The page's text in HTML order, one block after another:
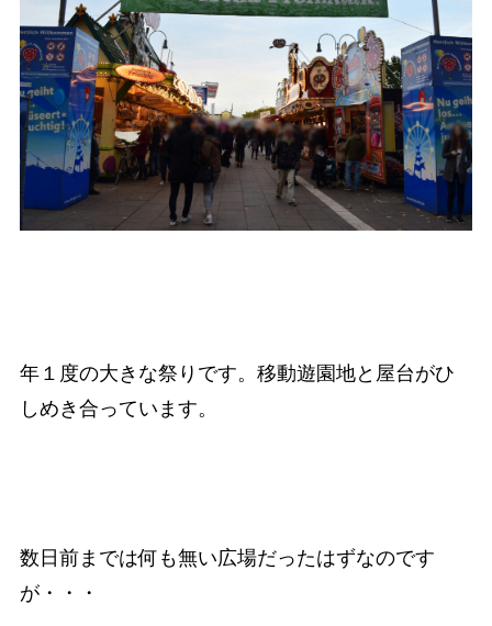
年１度の大きな祭りです。移動遊園地と屋台がひ
しめき合っています。
数日前までは何も無い広場だったはずなのです
が・・・